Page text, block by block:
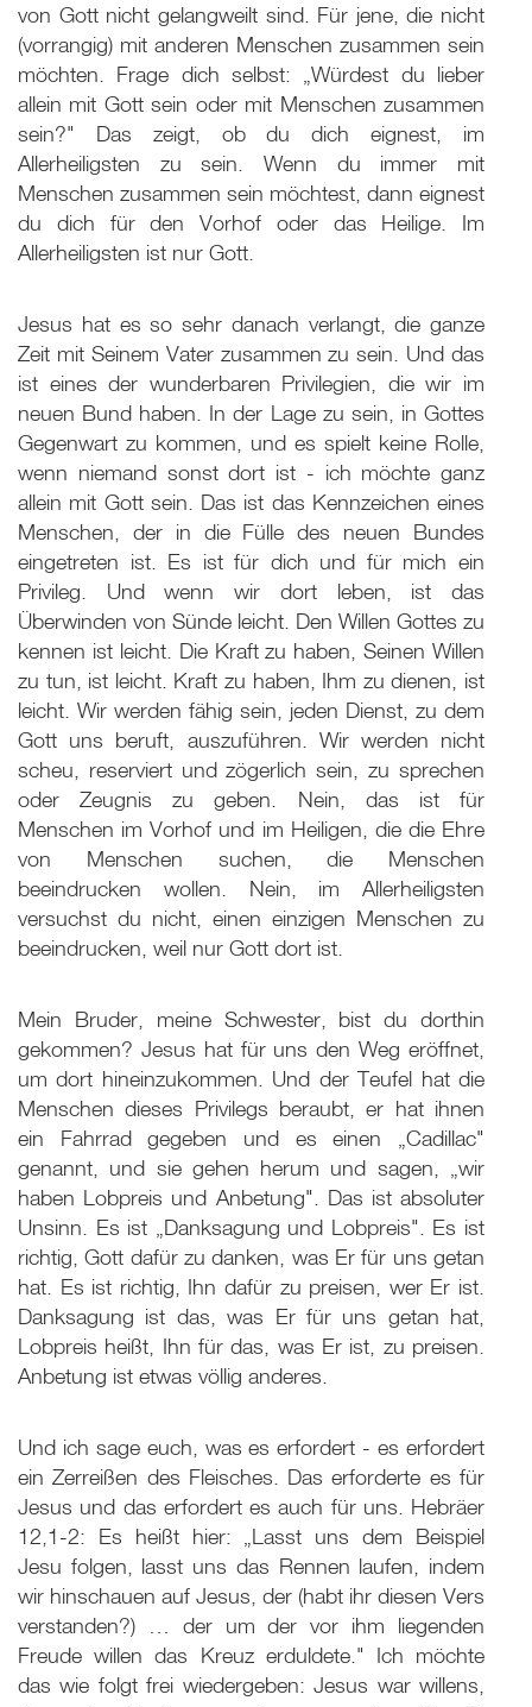
von Gott nicht gelangweilt sind. Für jene, die nicht
(vorrangig) mit anderen Menschen zusammen sein
möchten. Frage dich selbst: „Würdest du lieber
allein mit Gott sein oder mit Menschen zusammen
sein?" Das zeigt, ob du dich eignest, im
Allerheiligsten zu sein. Wenn du immer mit
Menschen zusammen sein möchtest, dann eignest
du dich für den Vorhof oder das Heilige. Im
Allerheiligsten ist nur Gott.
Jesus hat es so sehr danach verlangt, die ganze
Zeit mit Seinem Vater zusammen zu sein. Und das
ist eines der wunderbaren Privilegien, die wir im
neuen Bund haben. In der Lage zu sein, in Gottes
Gegenwart zu kommen, und es spielt keine Rolle,
wenn niemand sonst dort ist - ich möchte ganz
allein mit Gott sein. Das ist das Kennzeichen eines
Menschen, der in die Fülle des neuen Bundes
eingetreten ist. Es ist für dich und für mich ein
Privileg. Und wenn wir dort leben, ist das
Überwinden von Sünde leicht. Den Willen Gottes zu
kennen ist leicht. Die Kraft zu haben, Seinen Willen
zu tun, ist leicht. Kraft zu haben, Ihm zu dienen, ist
leicht. Wir werden fähig sein, jeden Dienst, zu dem
Gott uns beruft, auszuführen. Wir werden nicht
scheu, reserviert und zögerlich sein, zu sprechen
oder Zeugnis zu geben. Nein, das ist für
Menschen im Vorhof und im Heiligen, die die Ehre
von Menschen suchen, die Menschen
beeindrucken wollen. Nein, im Allerheiligsten
versuchst du nicht, einen einzigen Menschen zu
beeindrucken, weil nur Gott dort ist.
Mein Bruder, meine Schwester, bist du dorthin
gekommen? Jesus hat für uns den Weg eröffnet,
um dort hineinzukommen. Und der Teufel hat die
Menschen dieses Privilegs beraubt, er hat ihnen
ein Fahrrad gegeben und es einen „Cadillac"
genannt, und sie gehen herum und sagen, „wir
haben Lobpreis und Anbetung". Das ist absoluter
Unsinn. Es ist „Danksagung und Lobpreis". Es ist
richtig, Gott dafür zu danken, was Er für uns getan
hat. Es ist richtig, Ihn dafür zu preisen, wer Er ist.
Danksagung ist das, was Er für uns getan hat,
Lobpreis heißt, Ihn für das, was Er ist, zu preisen.
Anbetung ist etwas völlig anderes.
Und ich sage euch, was es erfordert - es erfordert
ein Zerreißen des Fleisches. Das erforderte es für
Jesus und das erfordert es auch für uns. Hebräer
12,1-2: Es heißt hier: „Lasst uns dem Beispiel
Jesu folgen, lasst uns das Rennen laufen, indem
wir hinschauen auf Jesus, der (habt ihr diesen Vers
verstanden?) … der um der vor ihm liegenden
Freude willen das Kreuz erduldete." Ich möchte
das wie folgt frei wiedergeben: Jesus war willens,